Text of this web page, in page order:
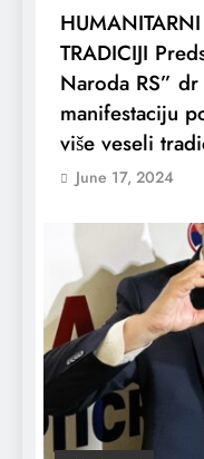
TRADICIJI
Naroda RS”
manifestaciju
više veseli
June 17, 2024